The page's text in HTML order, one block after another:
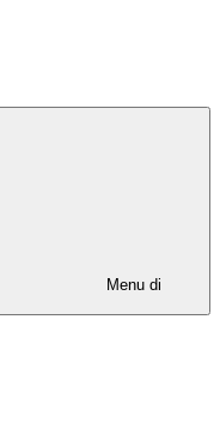
Menu di